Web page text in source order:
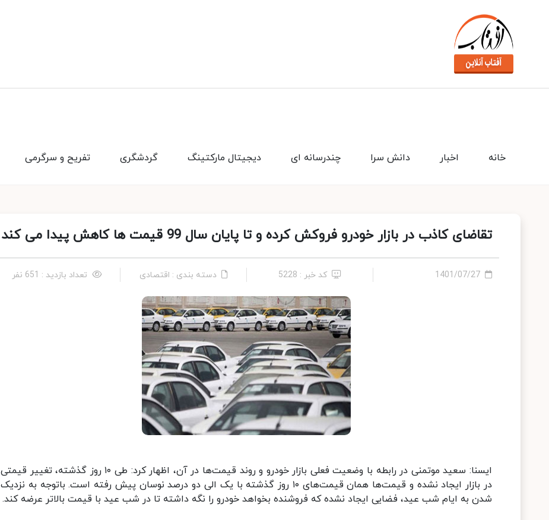
تفریح و سرگرمی گردشگری دیجیتال مارکتینگ چندرسانه ای دانش سرا اخبار خانه
تقاضای کاذب در بازار خودرو فروکش کرده و تا پایان سال 99 قیمت ها کاهش پیدا می کند
1401/07/27 کد خبر : 5228 دسته بندی : اقتصادی تعداد بازدید : 651 نفر
ایسنا: سعید موتمنی در رابطه با وضعیت فعلی بازار خودرو و روند قیمت‌ها در آن، اظهار کرد: طی ۱۰ روز گذشته، تغییر قیمتی
در بازار ایجاد نشده و قیمت‌ها همان قیمت‌های ۱۰ روز گذشته با یک الی دو درصد نوسان پیش‌ رفته است. باتوجه به نزدیک
شدن به ایام شب عید، فضایی ایجاد نشده که فروشنده بخواهد خودرو را نگه داشته تا در شب عید با قیمت بالاتر عرضه کند.